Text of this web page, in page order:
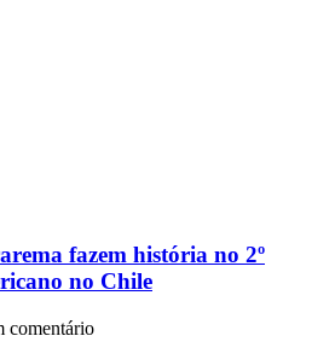
fazem história no 2º
no Chile
comentário